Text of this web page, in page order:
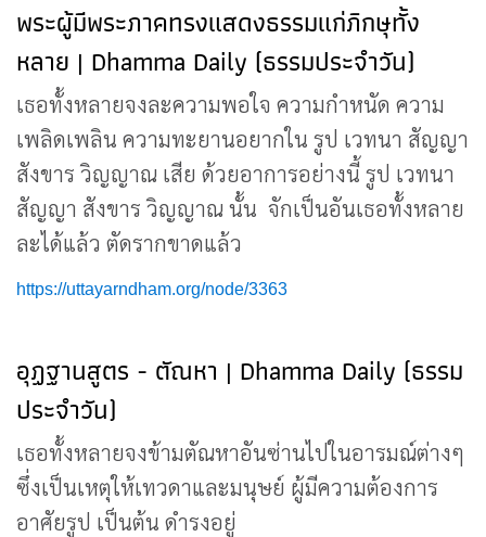
พระผู้มีพระภาคทรงแสดงธรรมแก่ภิกษุทั้ง
หลาย | Dhamma Daily (ธรรมประจำวัน)
เธอทั้งหลายจงละความพอใจ ความกำหนัด ความ
เพลิดเพลิน ความทะยานอยากใน รูป เวทนา สัญญา
สังขาร วิญญาณ เสีย ด้วยอาการอย่างนี้ รูป เวทนา
สัญญา สังขาร วิญญาณ นั้น จักเป็นอันเธอทั้งหลาย
ละได้แล้ว ตัดรากขาดแล้ว
https://uttayarndham.org/node/3363
อุฏฐานสูตร - ตัณหา | Dhamma Daily (ธรรม
ประจำวัน)
เธอทั้งหลายจงข้ามตัณหาอันซ่านไปในอารมณ์ต่างๆ
ซึ่งเป็นเหตุให้เทวดาและมนุษย์ ผู้มีความต้องการ
อาศัยรูป เป็นต้น ดำรงอยู่